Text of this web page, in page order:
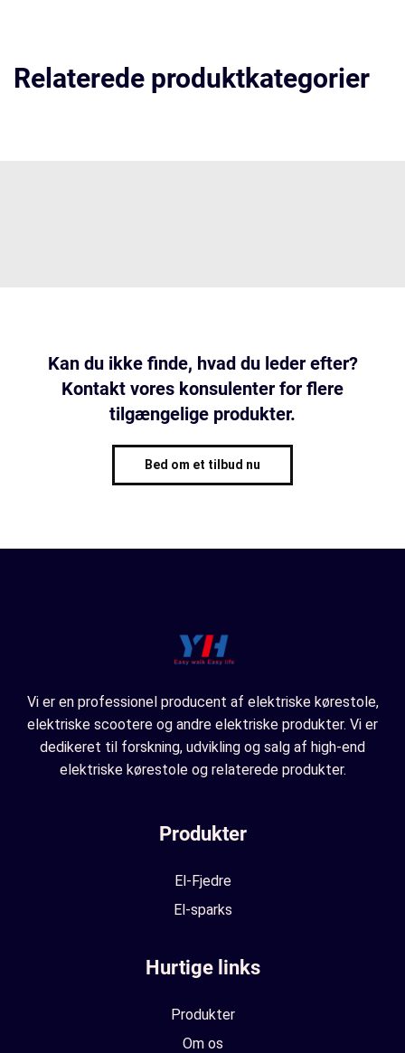
Relaterede produktkategorier
Kan du ikke finde, hvad du leder efter?
Kontakt vores konsulenter for flere
tilgængelige produkter.
Bed om et tilbud nu
Vi er en professionel producent af elektriske kørestole,
elektriske scootere og andre elektriske produkter. Vi er
dedikeret til forskning, udvikling og salg af high-end
elektriske kørestole og relaterede produkter.
Produkter
El-Fjedre
El-sparks
Hurtige links
Produkter
Om os